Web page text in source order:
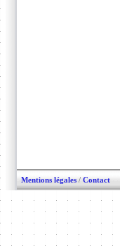
Mentions légales / Contact